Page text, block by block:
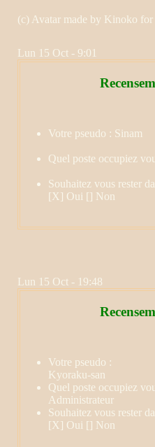
(c) Avatar made by Kinoko
Lun 15 Oct - 9:01
Votre pseudo : Sinam
Quel poste occupiez
Souhaitez vous rester
[X] Oui [] Non
Lun 15 Oct - 19:48
Votre pseudo :
Kyoraku-san
Quel poste occupiez
Administrateur
Souhaitez vous rester
[X] Oui [] Non